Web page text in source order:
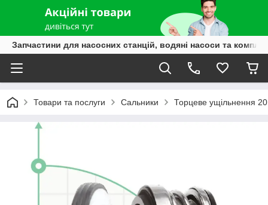
Запчастини для насосних станцій, водяні насоси та
Товари та послуги Сальники Торцеве ущільнення